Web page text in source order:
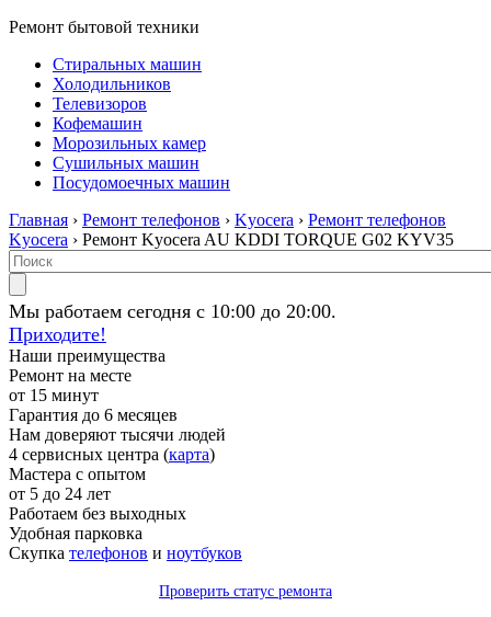
Ремонт бытовой техники
Стиральных машин
Холодильников
Телевизоров
Кофемашин
Морозильных камер
Сушильных машин
Посудомоечных машин
Главная › Ремонт телефонов › Kyocera › Ремонт телефонов
Kyocera › Ремонт Kyocera AU KDDI TORQUE G02 KYV35
Мы работаем сегодня с 10:00 до 20:00.
Приходите!
Наши преимущества
Ремонт на месте
от 15 минут
Гарантия до 6 месяцев
Нам доверяют тысячи людей
4 сервисных центра (карта)
Мастера с опытом
от 5 до 24 лет
Работаем без выходных
Удобная парковка
Скупка телефонов и ноутбуков
Проверить статус ремонта